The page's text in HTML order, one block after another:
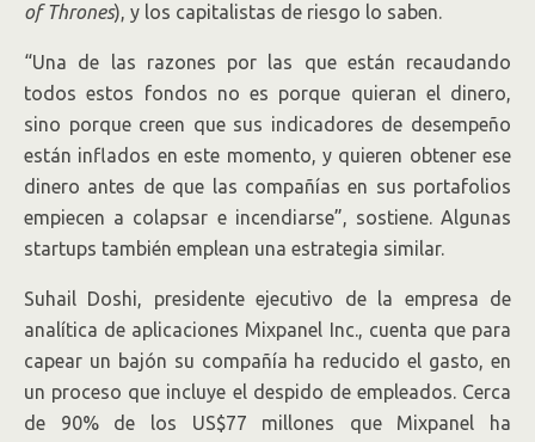
of Thrones), y los capitalistas de riesgo lo saben.
“Una de las razones por las que están recaudando
todos estos fondos no es porque quieran el dinero,
sino porque creen que sus indicadores de desempeño
están inflados en este momento, y quieren obtener ese
dinero antes de que las compañías en sus portafolios
empiecen a colapsar e incendiarse”, sostiene. Algunas
startups también emplean una estrategia similar.
Suhail Doshi, presidente ejecutivo de la empresa de
analítica de aplicaciones Mixpanel Inc., cuenta que para
capear un bajón su compañía ha reducido el gasto, en
un proceso que incluye el despido de empleados. Cerca
de 90% de los US$77 millones que Mixpanel ha